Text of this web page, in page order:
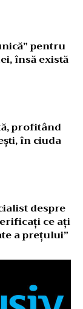
pentru
însă există
profitând
în ciuda
despre
ce ați
a prețului”